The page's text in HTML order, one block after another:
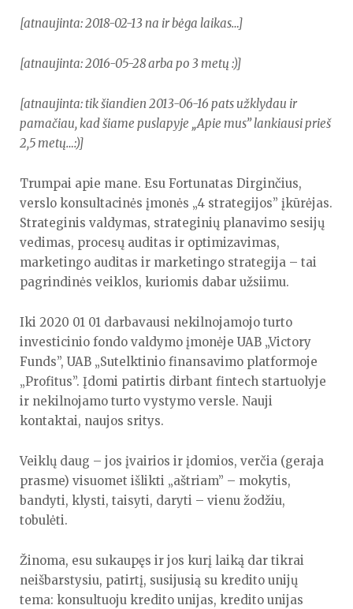
[atnaujinta: 2018-02-13 na ir bėga laikas…]
[atnaujinta: 2016-05-28 arba po 3 metų :)]
[atnaujinta: tik šiandien 2013-06-16 pats užklydau ir
pamačiau, kad šiame puslapyje „Apie mus” lankiausi prieš
2,5 metų…:)]
Trumpai apie mane. Esu Fortunatas Dirginčius,
verslo konsultacinės įmonės „4 strategijos” įkūrėjas.
Strateginis valdymas, strateginių planavimo sesijų
vedimas, procesų auditas ir optimizavimas,
marketingo auditas ir marketingo strategija – tai
pagrindinės veiklos, kuriomis dabar užsiimu.
Iki 2020 01 01 darbavausi nekilnojamojo turto
investicinio fondo valdymo įmonėje UAB „Victory
Funds”, UAB „Sutelktinio finansavimo platformoje
„Profitus”. Įdomi patirtis dirbant fintech startuolyje
ir nekilnojamo turto vystymo versle. Nauji
kontaktai, naujos sritys.
Veiklų daug – jos įvairios ir įdomios, verčia (geraja
prasme) visuomet išlikti „aštriam” – mokytis,
bandyti, klysti, taisyti, daryti – vienu žodžiu,
tobulėti.
Žinoma, esu sukaupęs ir jos kurį laiką dar tikrai
neišbarstysiu, patirtį, susijusią su kredito unijų
tema: konsultuoju kredito unijas, kredito unijas